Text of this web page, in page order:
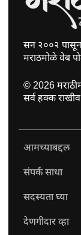
सन २००२ पासून
मराठमोळे वेब
© 2026
सर्व हक्क
आमच्याबद्दल
संपर्क साधा
सदस्यता घ्या
देणगीदार व्हा